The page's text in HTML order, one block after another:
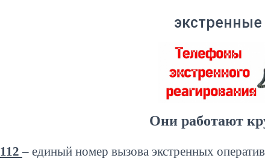
Они работают
112 – единый номер вызова экстренных